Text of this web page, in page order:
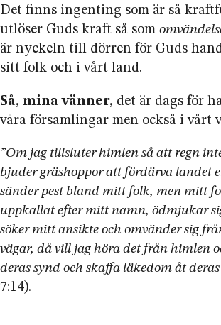
Det finns ingenting som är så
utlöser Guds kraft så som
är nyckeln till dörren för Guds
sitt folk och i vårt land.
Så, mina vänner, det är dags för
våra församlingar men också i vårt
”Om jag tillsluter himlen så att regn
bjuder gräshoppor att fördärva landet
sänder pest bland mitt folk, men mitt
uppkallat efter mitt namn, ödmjukar
söker mitt ansikte och omvänder sig
vägar, då vill jag höra det från himlen
deras synd och skaffa läkedom åt
7:14).